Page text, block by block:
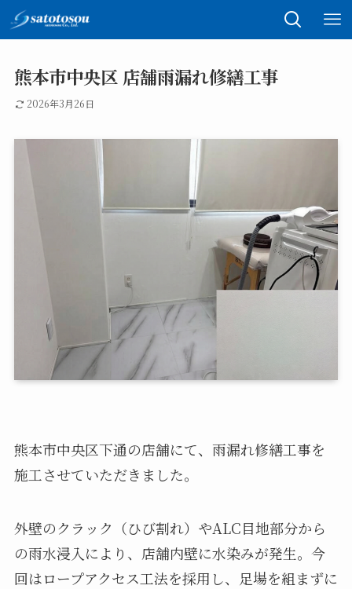
熊本市中央区 店舗雨漏れ修繕工事
2026年3月26日
熊本市中央区下通の店舗にて、雨漏れ修繕工事を
施工させていただきました。
外壁のクラック（ひび割れ）やALC目地部分から
の雨水浸入により、店舗内壁に水染みが発生。今
回はロープアクセス工法を採用し、足場を組まずに